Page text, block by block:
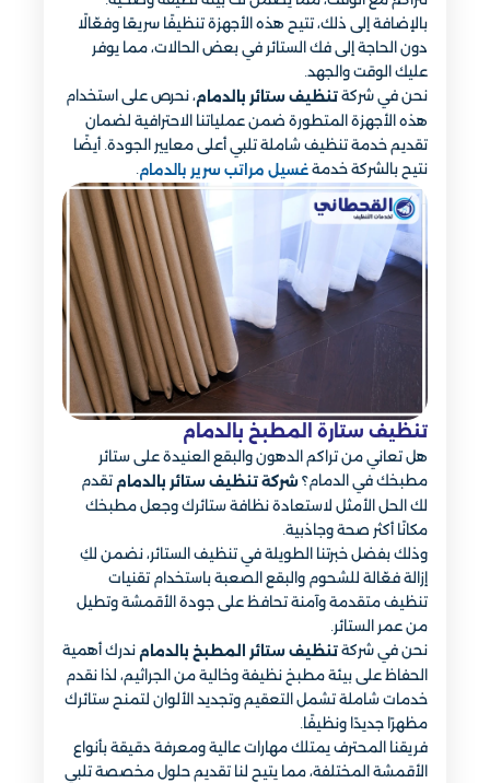
بالإضافة إلى ذلك، تتيح هذه الأجهزة تنظيفًا سريعًا وفعّالًا
دون الحاجة إلى فك الستائر في بعض الحالات، مما يوفر
عليك الوقت والجهد.
نحن في شركة تنظيف ستائر بالدمام، نحرص على استخدام
هذه الأجهزة المتطورة ضمن عملياتنا الاحترافية لضمان
تقديم خدمة تنظيف شاملة تلبي أعلى معايير الجودة. أيضًا
نتيح بالشركة خدمة غسيل مراتب سرير​ بالدمام
تنظيف ستارة المطبخ بالدمام
هل تعاني من تراكم الدهون والبقع العنيدة على ستائر
مطبخك في الدمام؟ شركة تنظيف ستائر بالدمام تقدم
لك الحل الأمثل لاستعادة نظافة ستائرك وجعل مطبخك
مكانًا أكثر صحة وجاذبية.
وذلك بفضل خبرتنا الطويلة في تنظيف الستائر، نضمن لكِ
إزالة فعّالة للشحوم والبقع الصعبة باستخدام تقنيات
تنظيف متقدمة وآمنة تحافظ على جودة الأقمشة وتطيل
من عمر الستائر.
نحن في شركة تنظيف ستائر المطبخ بالدمام ندرك أهمية
الحفاظ على بيئة مطبخ نظيفة وخالية من الجراثيم، لذا نقدم
خدمات شاملة تشمل التعقيم وتجديد الألوان لتمنح ستائرك
مظهرًا جديدًا ونظيفًا.
فريقنا المحترف يمتلك مهارات عالية ومعرفة دقيقة بأنواع
الأقمشة المختلفة، مما يتيح لنا تقديم حلول مخصصة تلبي